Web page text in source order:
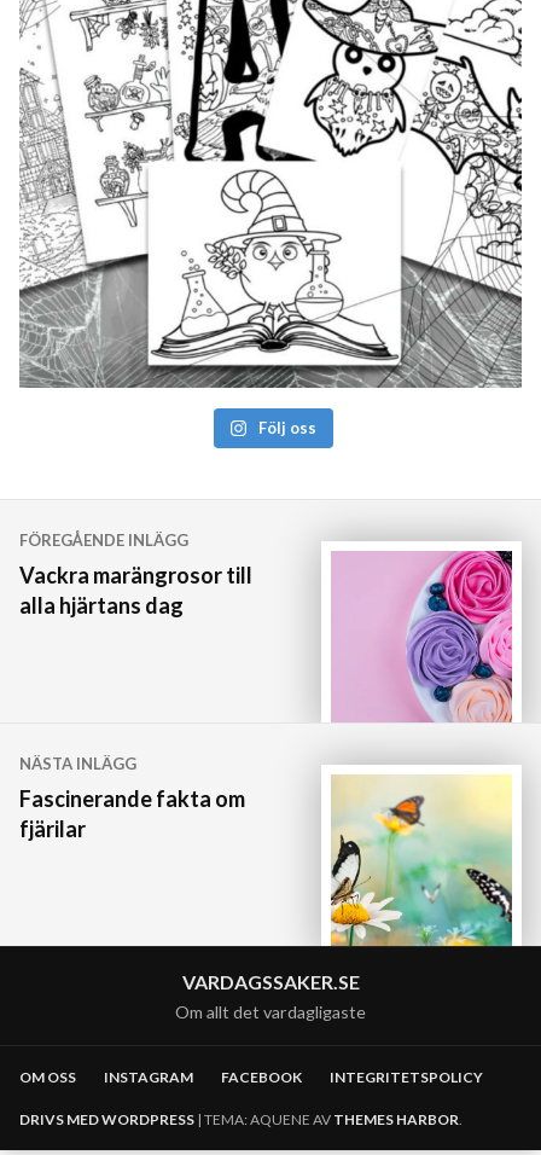
Följ oss
Inläggsnavigering
FÖREGÅENDE INLÄGG
Vackra marängrosor till
alla hjärtans dag
NÄSTA INLÄGG
Fascinerande fakta om
fjärilar
VARDAGSSAKER.SE
Om allt det vardagligaste
OM OSS INSTAGRAM FACEBOOK INTEGRITETSPOLICY
DRIVS MED WORDPRESS | TEMA: AQUENE AV THEMES HARBOR.